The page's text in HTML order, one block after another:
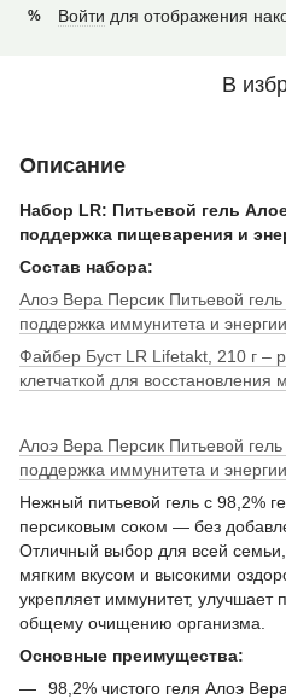
% Войти для отображения
В
Описание
Набор LR: Питьевой гель
поддержка пищеварения и
Состав набора:
Алоэ Вера Персик Питьевой
поддержка иммунитета и энергии
Файбер Буст LR Lifetakt, 210 г –
клетчаткой для
Алоэ Вера Персик Питьевой
поддержка иммунитета и энергии
Нежный питьевой гель с 98,2%
персиковым соком — без
Отличный выбор для всей
мягким вкусом и высокими
укрепляет иммунитет, улучшает
общему очищению организма.
Основные преимущества:
98,2% чистого геля Алоэ Вера